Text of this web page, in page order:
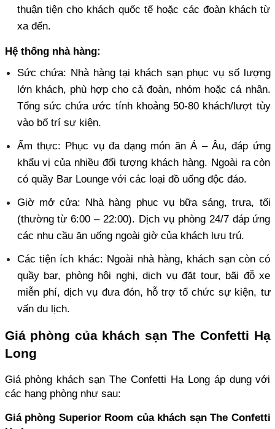
thuận tiện cho khách quốc tế hoặc các đoàn khách từ
xa đến.
Hệ thống nhà hàng:
Sức chứa: Nhà hàng tại khách sạn phục vụ số lượng
lớn khách, phù hợp cho cả đoàn, nhóm hoặc cá nhân.
Tổng sức chứa ước tính khoảng 50-80 khách/lượt tùy
vào bố trí sự kiện.
Ẩm thực: Phục vụ đa dạng món ăn Á – Âu, đáp ứng
khẩu vị của nhiều đối tượng khách hàng. Ngoài ra còn
có quầy Bar Lounge với các loại đồ uống độc đáo.
Giờ mở cửa: Nhà hàng phục vụ bữa sáng, trưa, tối
(thường từ 6:00 – 22:00). Dịch vụ phòng 24/7 đáp ứng
các nhu cầu ăn uống ngoài giờ của khách lưu trú.
Các tiện ích khác: Ngoài nhà hàng, khách sạn còn có
quầy bar, phòng hội nghị, dịch vụ đặt tour, bãi đỗ xe
miễn phí, dịch vụ đưa đón, hỗ trợ tổ chức sự kiện, tư
vấn du lịch.
Giá phòng của khách sạn The Confetti Hạ
Long
Giá phòng khách sạn The Confetti Hạ Long áp dụng với
các hạng phòng như sau:
Giá phòng Superior Room của khách sạn The Confetti